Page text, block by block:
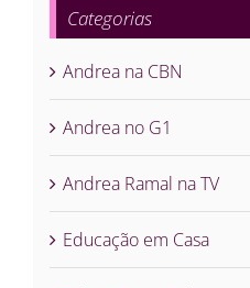
Categorias
Andrea na CBN
Andrea no G1
Andrea Ramal na TV
Educação em Casa